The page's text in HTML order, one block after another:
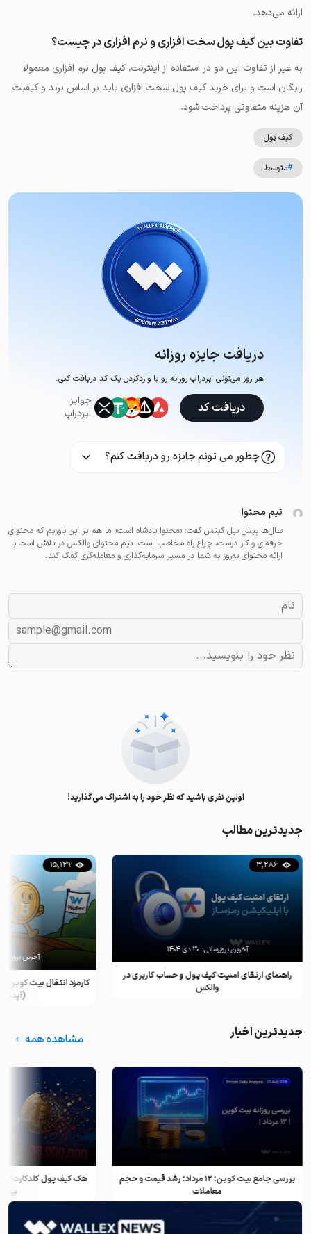
ارائه می‌دهد.
تفاوت بین کیف پول سخت افزاری و نرم افزاری در چیست؟
به غیر از تفاوت این دو در استفاده از اینترنت، کیف پول نرم افزاری معمولا
رایگان است و برای خرید کیف پول سخت افزاری باید بر اساس برند و کیفیت
آن هزینه متفاوتی پرداخت شود.
کیف پول
#متوسط
دریافت جایزه روزانه
هر روز می‌تونی ایردراپ روزانه رو با وارد‌کردن یک کد دریافت کنی.
جوایز
ایردراپ
دریافت کد
چطور می تونم جایزه رو دریافت کنم؟
تیم محتوا
سال‌ها پیش بیل گیتس گفت: «محتوا پادشاه است» ما هم بر این باوریم که محتوای
حرفه‌ای و کار درست، چراغ راه مخاطب است. تیم محتوای والکس در تلاش است با
ارائه محتوای به‌روز به شما در مسیر سرمایه‌گذاری و معامله‌گری کمک کند.
اولین نفری باشید که نظر خود را به اشتراک می‌گذارید!
جدیدترین مطالب
راهنمای ارتقای امنیت کیف پول و حساب کاربری در
والکس
3,286
آخرین بروزرسانی: ۳۰ دی ۱۴۰۴
کارمزد انتقال بیت کوین
(آپدیت
15,129
آخرین
جدیدترین اخبار مشاهده همه
بررسی جامع بیت کوین؛ ۱۲ مرداد؛ رشد قیمت و حجم
معاملات
بیت